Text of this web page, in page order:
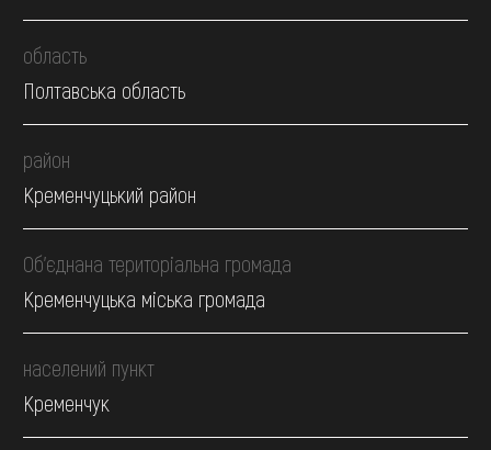
область
Полтавська область
район
Кременчуцький район
Об’єднана територіальна громада
Кременчуцька міська громада
населений пункт
Кременчук